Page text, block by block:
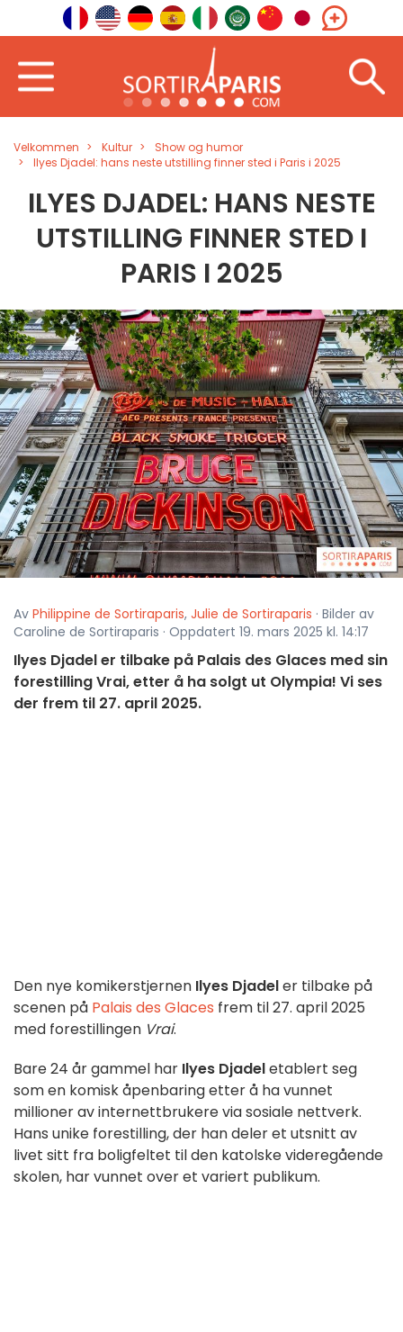
Velkommen Kultur
Show og humor
Ilyes Djadel: hans neste utstilling finner sted i Paris i 2025
ILYES DJADEL: HANS NESTE
UTSTILLING FINNER STED I
PARIS I 2025
Av Philippine de Sortiraparis, Julie de Sortiraparis · Bilder av
Caroline de Sortiraparis · Oppdatert 19. mars 2025 kl. 14:17
Ilyes Djadel er tilbake på Palais des Glaces med sin
forestilling Vrai, etter å ha solgt ut Olympia! Vi ses
der frem til 27. april 2025.
Den nye komikerstjernen Ilyes Djadeler tilbake på
scenen på Palais des Glaces frem til 27. april 2025
med forestillingen Vrai.
Bare 24 år gammel har Ilyes Djadeletablert seg
som en komisk åpenbaring etter å ha vunnet
millioner av internettbrukere via sosiale nettverk.
Hans unike forestilling, der han deler et utsnitt av
livet sitt fra boligfeltet til den katolske videregående
skolen, har vunnet over et variert publikum.